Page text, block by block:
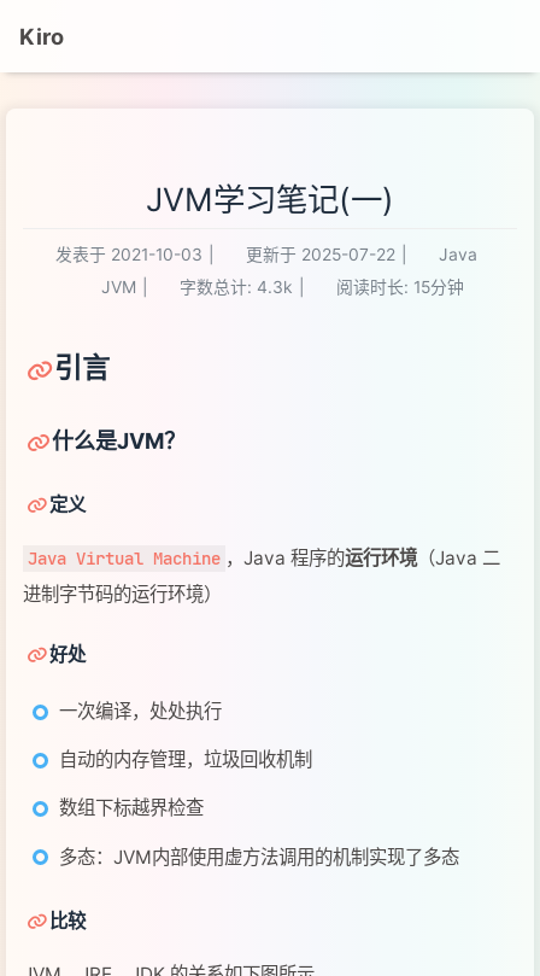
Kiro
JVM学习笔记(一)
发表于 2021-10-03 更新于 2025-07-22
Java
JVM
字数总计: 4.3k 阅读时长: 15分钟
引言
什么是JVM？
定义
Java Virtual Machine ，Java 程序的运行环境（Java 二
进制字节码的运行环境）
好处
一次编译，处处执行
自动的内存管理，垃圾回收机制
数组下标越界检查
多态：JVM内部使用虚方法调用的机制实现了多态
比较